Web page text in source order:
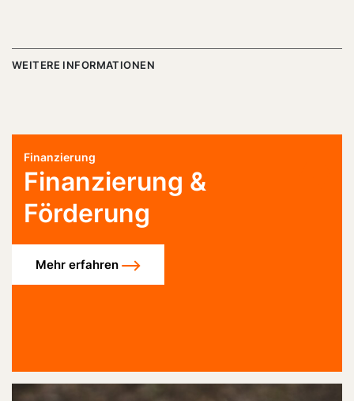
WEITERE INFORMATIONEN
Finanzierung
Finanzierung &
Förderung
Mehr erfahren